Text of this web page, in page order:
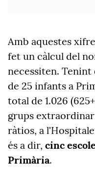
Amb aquestes
fet un càlcul del
necessiten.
de 25 infants a
total de 1.026
grups
ràtios, a
és a dir, cinc
Primària.